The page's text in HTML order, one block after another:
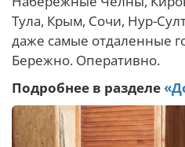
Тула, Крым, Сочи, Нур-
даже самые отдаленные
Бережно. Оперативно.
Подробнее в разделе